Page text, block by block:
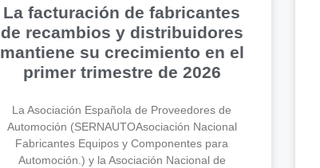
La facturación de fabricantes
de recambios y distribuidores
mantiene su crecimiento en el
primer trimestre de 2026
La Asociación Española de Proveedores de
Automoción (SERNAUTOAsociación Nacional
Fabricantes Equipos y Componentes para
Automoción.) y la Asociación Nacional de